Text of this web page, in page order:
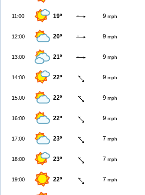
11:00 19º 9 mph
12:00 20º 9 mph
13:00 21º 9 mph
14:00 22º 9 mph
15:00 22º 9 mph
16:00 22º 9 mph
17:00 23º 7 mph
18:00 23º 7 mph
19:00 22º 7 mph